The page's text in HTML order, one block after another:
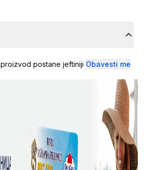
postane jeftiniji Obavesti me